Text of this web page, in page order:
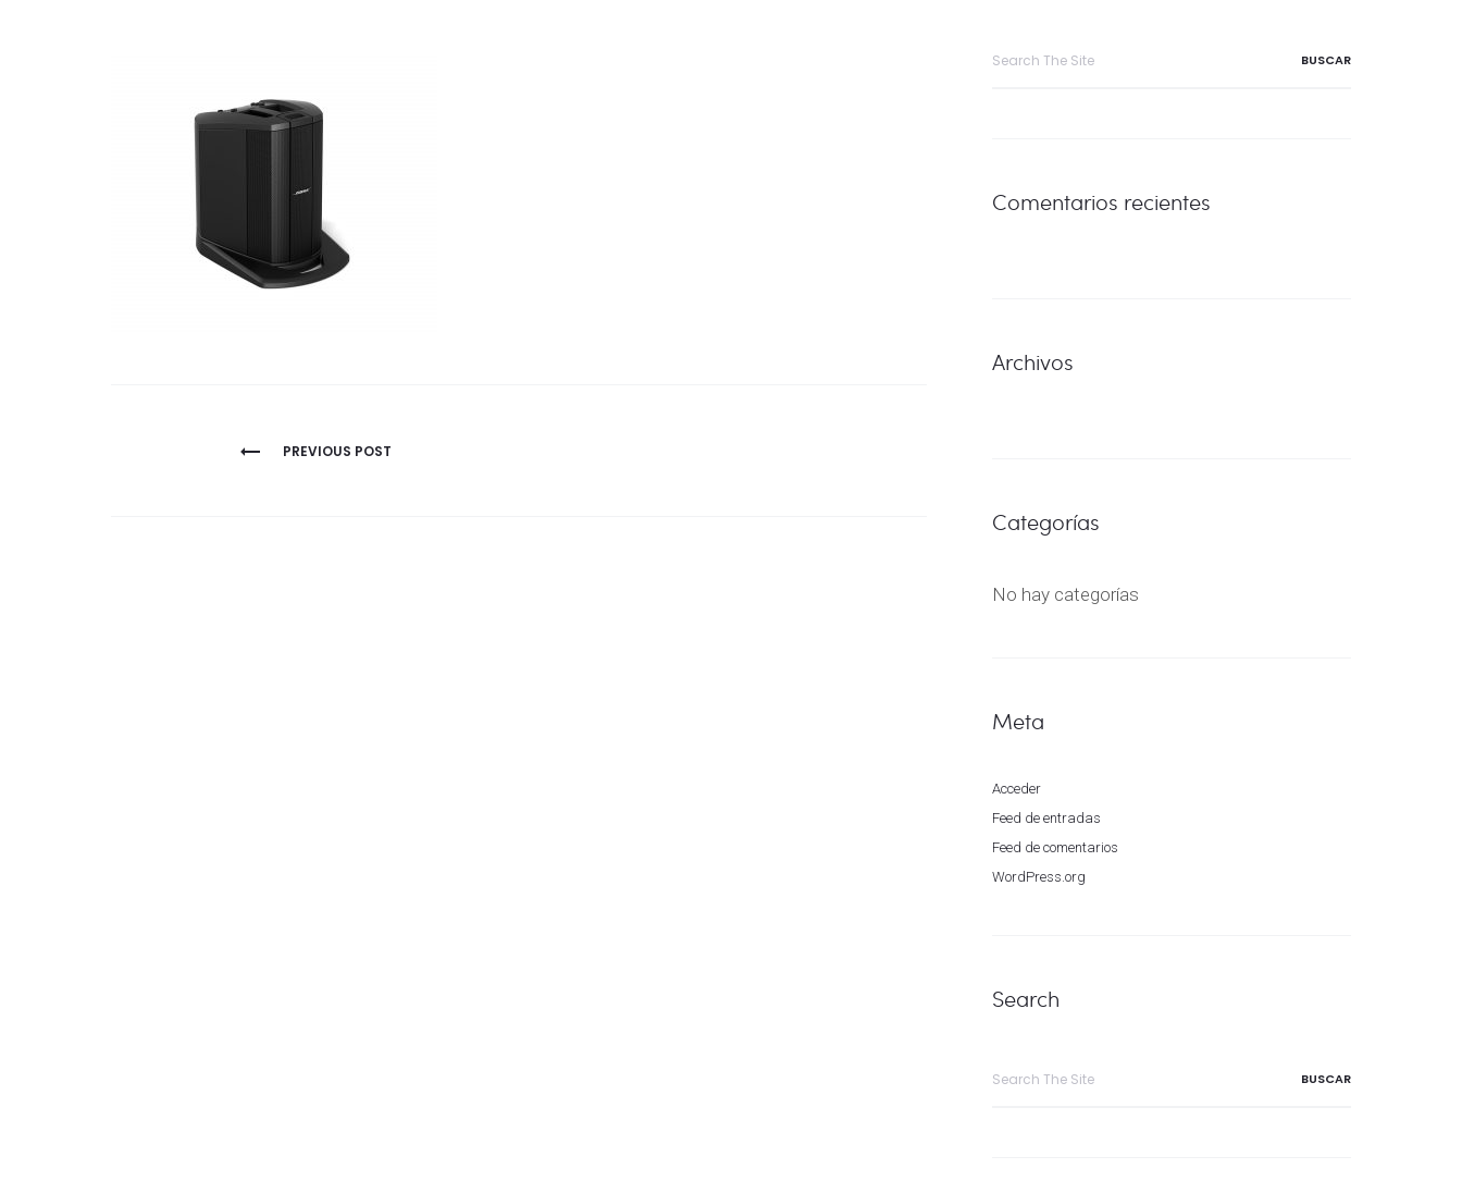
NAVEGACIÓN
PREVIOUS POST
Comentarios recientes
Archivos
Categorías
No hay categorías
Meta
Acceder
Feed de entradas
Feed de comentarios
WordPress.org
Search